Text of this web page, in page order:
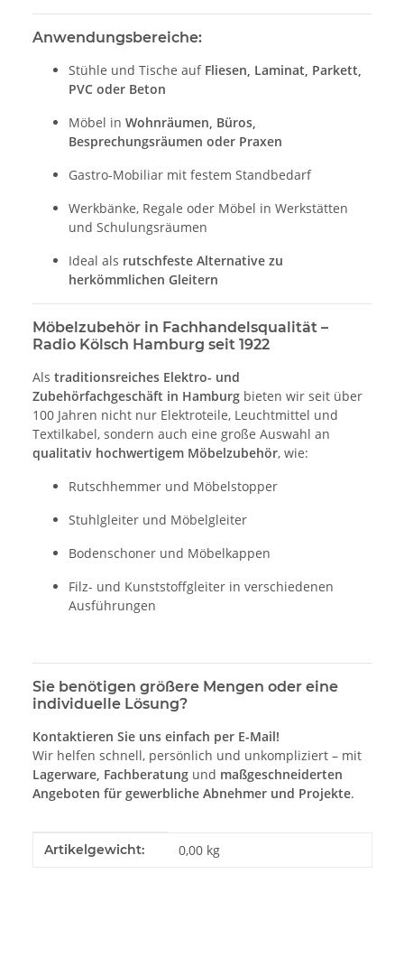
Anwendungsbereiche:
Stühle und Tische auf Fliesen, Laminat, Parkett,
PVC oder Beton
Möbel in Wohnräumen, Büros,
Besprechungsräumen oder Praxen
Gastro-Mobiliar mit festem Standbedarf
Werkbänke, Regale oder Möbel in Werkstätten
und Schulungsräumen
Ideal als rutschfeste Alternative zu
herkömmlichen Gleitern
Möbelzubehör in Fachhandelsqualität –
Radio Kölsch Hamburg seit 1922
Als traditionsreiches Elektro- und
Zubehörfachgeschäft in Hamburg bieten wir seit über
100 Jahren nicht nur Elektroteile, Leuchtmittel und
Textilkabel, sondern auch eine große Auswahl an
qualitativ hochwertigem Möbelzubehör, wie:
Rutschhemmer und Möbelstopper
Stuhlgleiter und Möbelgleiter
Bodenschoner und Möbelkappen
Filz- und Kunststoffgleiter in verschiedenen
Ausführungen
Sie benötigen größere Mengen oder eine
individuelle Lösung?
Kontaktieren Sie uns einfach per E-Mail!
Wir helfen schnell, persönlich und unkompliziert – mit
Lagerware, Fachberatung und maßgeschneiderten
Angeboten für gewerbliche Abnehmer und Projekte.
Produkteigenschaft
Wert
Artikelgewicht: 0,00 kg